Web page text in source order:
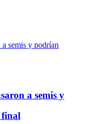
a semis y
final